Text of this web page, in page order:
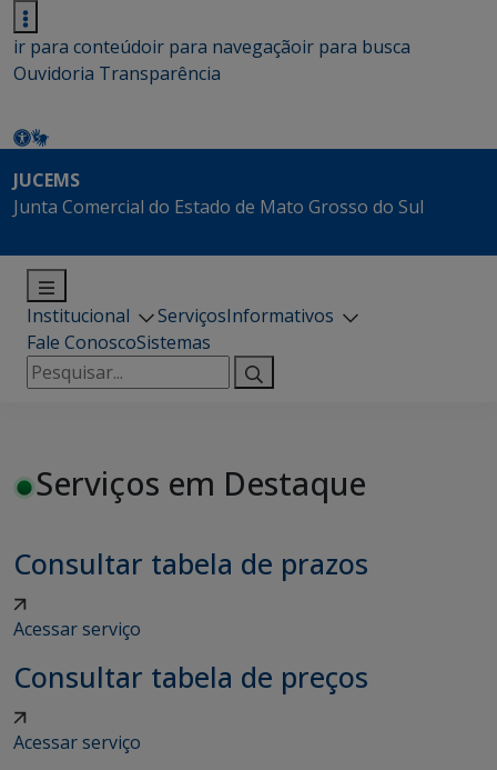
ir para conteúdoir para navegaçãoir para busca
Ouvidoria Transparência
JUCEMS
Junta Comercial do Estado de Mato Grosso do Sul
Institucional ServiçosInformativos
Fale ConoscoSistemas
Pesquisar
por:
Serviços em Destaque
Consultar tabela de prazos
Acessar serviço
Consultar tabela de preços
Acessar serviço